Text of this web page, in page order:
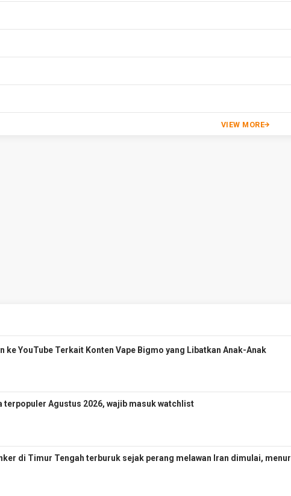
VIEW MORE
ke YouTube Terkait Konten Vape Bigmo yang Libatkan Anak-Anak
terpopuler Agustus 2026, wajib masuk watchlist
di Timur Tengah terburuk sejak perang melawan Iran dimulai,